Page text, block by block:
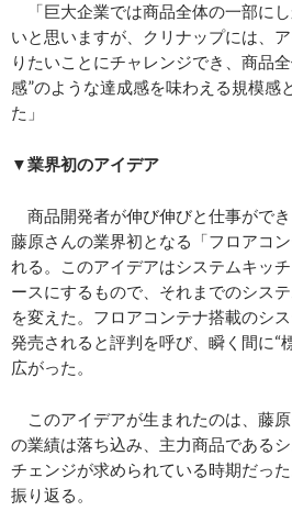
「巨大企業では商品全体の一部に
いと思いますが、クリナップには、
りたいことにチャレンジでき、商品
感”のような達成感を味わえる規模感
た」
▼業界初のアイデア
商品開発者が伸び伸びと仕事ができ
藤原さんの業界初となる「フロアコ
れる。このアイデアはシステムキッ
ースにするもので、それまでのシス
を変えた。フロアコンテナ搭載のシ
発売されると評判を呼び、瞬く間に“
広がった。
このアイデアが生まれたのは、藤
の業績は落ち込み、主力商品である
チェンジが求められている時期だっ
振り返る。